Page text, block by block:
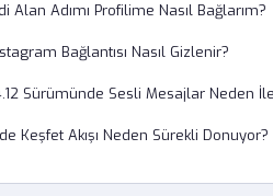
Alan Adımı Profilime Nasıl Bağlarım?
Bağlantısı Nasıl Gizlenir?
Sürümünde Sesli Mesajlar Neden
Keşfet Akışı Neden Sürekli Donuyor?